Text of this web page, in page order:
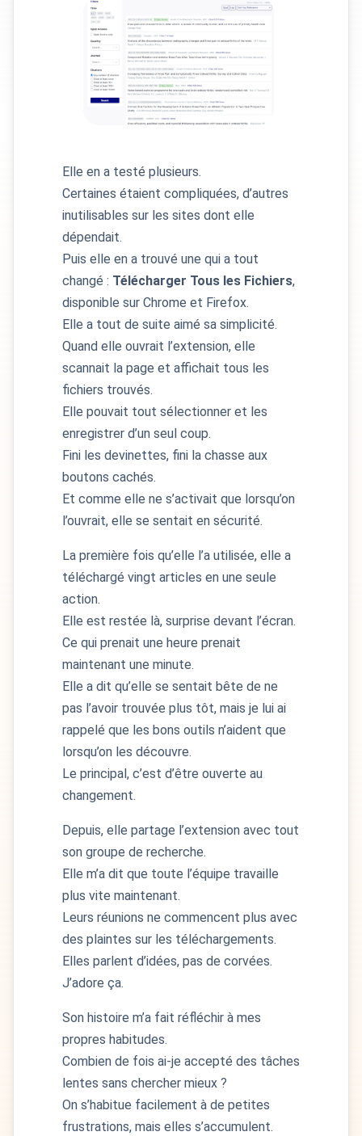
Elle en a testé plusieurs.
Certaines étaient compliquées, d’autres
inutilisables sur les sites dont elle
dépendait.
Puis elle en a trouvé une qui a tout
changé : Télécharger Tous les Fichiers,
disponible sur Chrome et Firefox.
Elle a tout de suite aimé sa simplicité.
Quand elle ouvrait l’extension, elle
scannait la page et affichait tous les
fichiers trouvés.
Elle pouvait tout sélectionner et les
enregistrer d’un seul coup.
Fini les devinettes, fini la chasse aux
boutons cachés.
Et comme elle ne s’activait que lorsqu’on
l’ouvrait, elle se sentait en sécurité.
La première fois qu’elle l’a utilisée, elle a
téléchargé vingt articles en une seule
action.
Elle est restée là, surprise devant l’écran.
Ce qui prenait une heure prenait
maintenant une minute.
Elle a dit qu’elle se sentait bête de ne
pas l’avoir trouvée plus tôt, mais je lui ai
rappelé que les bons outils n’aident que
lorsqu’on les découvre.
Le principal, c’est d’être ouverte au
changement.
Depuis, elle partage l’extension avec tout
son groupe de recherche.
Elle m’a dit que toute l’équipe travaille
plus vite maintenant.
Leurs réunions ne commencent plus avec
des plaintes sur les téléchargements.
Elles parlent d’idées, pas de corvées.
J’adore ça.
Son histoire m’a fait réfléchir à mes
propres habitudes.
Combien de fois ai-je accepté des tâches
lentes sans chercher mieux ?
On s’habitue facilement à de petites
frustrations, mais elles s’accumulent.